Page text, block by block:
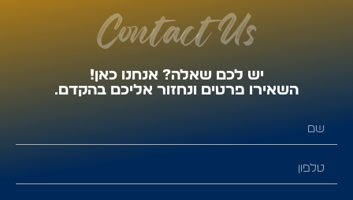
Contact Us
יש לכם שאלה? אנחנו כאן!
השאירו פרטים ונחזור אליכם בהקדם.